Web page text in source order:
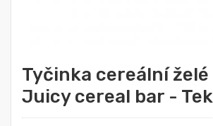
Tyčinka cereální
Juicy cereal bar -